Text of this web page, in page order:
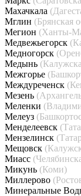
Махачкала
Мглин (Брянская
Мегион (Ханты-
Медвежьегорск
Медногорск
Медынь
Межгорье
Междуреченск
Мезень
Меленки
Мелеуз
Менделеевск
Мензелинск
Мещовск
Миасс
Микунь (Коми)
Миллерово
Минеральные